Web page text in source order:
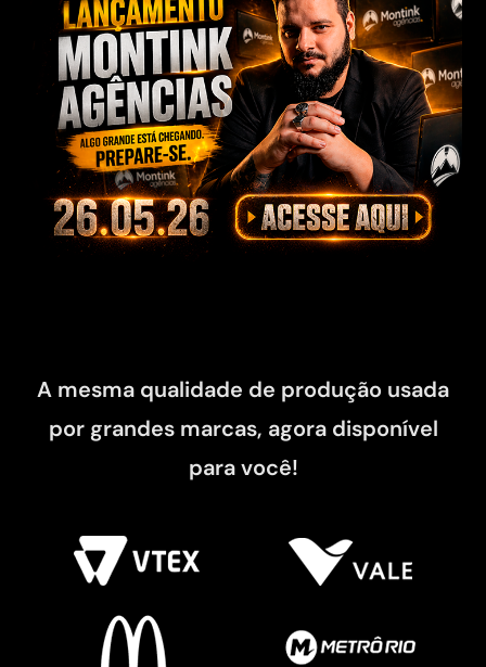
A mesma qualidade de produção usada
por grandes marcas, agora disponível
para você!